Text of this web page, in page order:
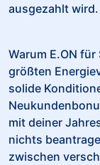
ausgezahlt wird.
Warum E.ON
größten
solide
mit deiner
nichts
zwischen